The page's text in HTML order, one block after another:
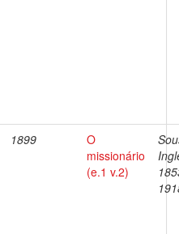
1899
O
missionário
(e.1 v.2)